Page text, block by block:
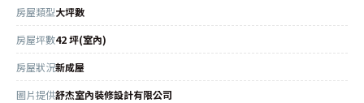
房屋類型大坪數
房屋坪數42 坪(室內)
房屋狀況新成屋
圖片提供舒杰室內裝修設計有限公司